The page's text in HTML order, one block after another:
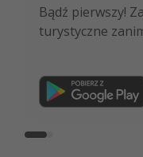
Bądź pierwszy!
turystyczne
NAJLEPSZE
ekspertów i